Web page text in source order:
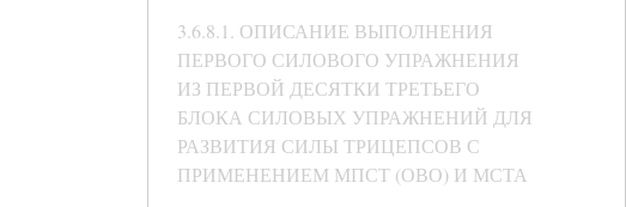
3.6.8.1. ОПИСАНИЕ ВЫПОЛНЕНИЯ
ПЕРВОГО СИЛОВОГО УПРАЖНЕНИЯ
ИЗ ПЕРВОЙ ДЕСЯТКИ ТРЕТЬЕГО
БЛОКА СИЛОВЫХ УПРАЖНЕНИЙ ДЛЯ
РАЗВИТИЯ СИЛЫ ТРИЦЕПСОВ С
ПРИМЕНЕНИЕМ МПСТ (ОВО) И МСТА